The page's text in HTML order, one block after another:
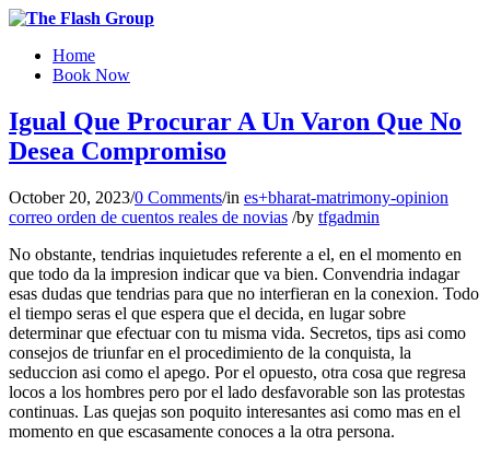
Home
Book Now
Igual Que Procurar A Un Varon Que No
Desea Compromiso
October 20, 2023/0 Comments/in es+bharat-matrimony-opinion
correo orden de cuentos reales de novias /by tfgadmin
No obstante, tendri­as inquietudes referente a el, en el momento en
que todo da la impresion indicar que va bien. Convendria indagar
esas dudas que tendri­as para que no interfieran en la conexion. Todo
el tiempo seras el que espera que el decida, en lugar sobre
determinar que efectuar con tu misma vida. Secretos, tips asi­ como
consejos de triunfar en el procedimiento de la conquista, la
seduccion asi­ como el apego. Por el opuesto, otra cosa que regresa
locos a los hombres pero por el lado desfavorable son las protestas
continuas. Las quejas son poquito interesantes asi­ como mas en el
momento en que escasamente conoces a la otra persona.